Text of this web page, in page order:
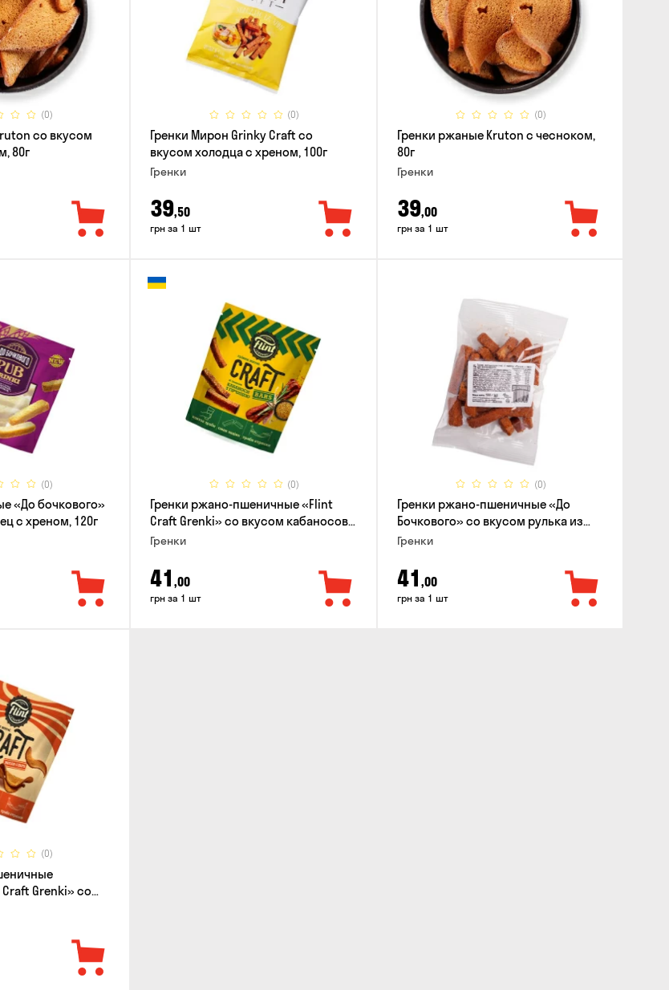
(0)
со вкусом
80г
(0)
Гренки Мирон Grinky Craft со
вкусом холодца с хреном, 100г
Гренки
39,50
грн за 1 шт
(0)
Гренки ржаные Kruton с чесноком,
80г
Гренки
39,00
грн за 1 шт
(0)
«До бочкового»
с хреном, 120г
(0)
Гренки ржано-пшеничные «Flint
Craft Grenki» со вкусом кабаносов
и горчицы, 80г
Гренки
41 ,00
грн за 1 шт
(0)
Гренки ржано-пшеничные «До
Бочкового» со вкусом рулька из
печи, 100г
Гренки
41 ,00
грн за 1 шт
(0)
Grenki» со
80г